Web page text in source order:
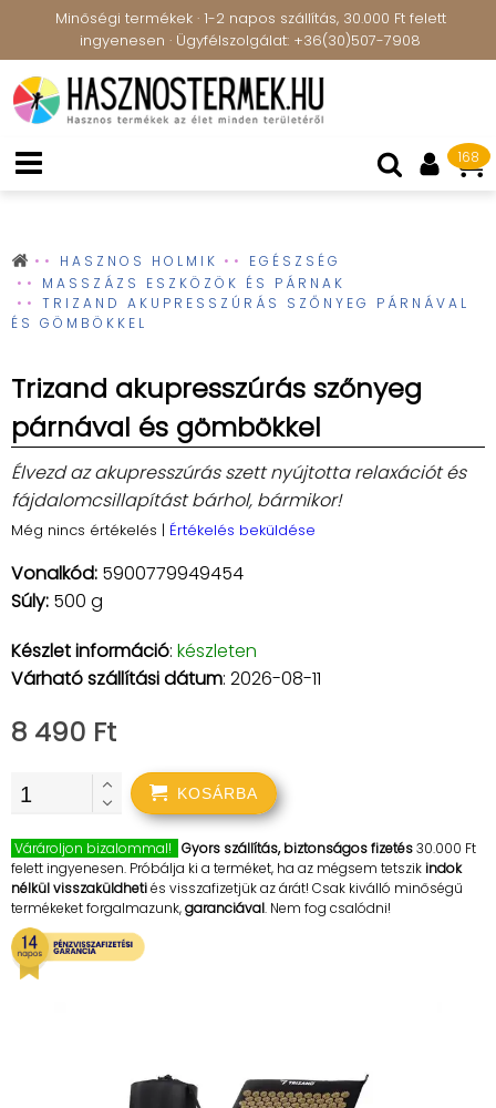
Minőségi termékek · 1-2 napos szállítás, 30.000 Ft felett
ingyenesen · Ügyfélszolgálat: +36(30)507-7908
168
HASZNOS HOLMIK
EGÉSZSÉG
MASSZÁZS ESZKÖZÖK ÉS PÁRNAK
TRIZAND AKUPRESSZÚRÁS SZŐNYEG PÁRNÁVAL
ÉS GÖMBÖKKEL
Trizand akupresszúrás szőnyeg
párnával és gömbökkel
Élvezd az akupresszúrás szett nyújtotta relaxációt és
fájdalomcsillapítást bárhol, bármikor!
Még nincs értékelés | Értékelés beküldése
Vonalkód: 5900779949454
Súly: 500 g
Készlet információ: készleten
Várható szállítási dátum: 2026-08-11
8 490 Ft
KOSÁRBA
Várároljon bizalommal! Gyors szállítás, biztonságos fizetés30.000 Ft
felett ingyenesen. Próbálja ki a terméket, ha az mégsem tetszikindok
nélkül visszaküldhetiés visszafizetjük az árát! Csak kiválló minőségű
termékeket forgalmazunk,garanciával. Nem fog csalódni!